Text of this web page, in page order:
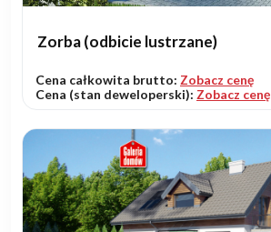
Zorba (odbicie lustrzane)
Cena całkowita brutto: Zobacz cenę
Cena (stan deweloperski): Zobacz cenę